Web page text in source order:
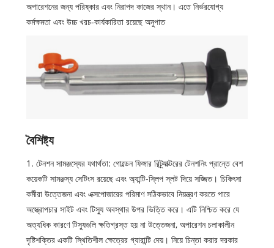
অপারেশনের জন্য পরিষ্কার এবং নিরাপদ কাজের স্থান। এতে নির্ভরযোগ্য
কর্মক্ষমতা এবং উচ্চ খরচ-কার্যকারিতা রয়েছে অনুপাত
বৈশিষ্ট্য
1. টেনশন সামঞ্জস্যের যথার্থতা: গোল্ডেন ফিঙ্গার রিট্র্যাক্টরের টেনশনিং প্রান্তে বেশ
কয়েকটি সামঞ্জস্য সেটিংস রয়েছে এবং অ্যান্টি-স্লিপ স্লট দিয়ে সজ্জিত। চিকিৎসা
কর্মীরা উত্তেজনা এবং এক্সপোজারের পরিমাণ সঠিকভাবে নিয়ন্ত্রণ করতে পারে
অস্ত্রোপচার সাইট এবং টিস্যু অবস্থার উপর ভিত্তি করে। এটি নিশ্চিত করে যে
অত্যধিক কারণে টিস্যুগুলি ক্ষতিগ্রস্ত হয় না উত্তেজনা, অপারেশন চলাকালীন
দৃষ্টিশক্তির একটি স্থিতিশীল ক্ষেত্রের গ্যারান্টি দেয়। নিয়ে চিন্তা করার দরকার